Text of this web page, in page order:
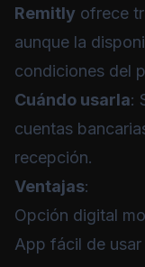
Remitly ofrece
aunque la
condiciones del
Cuándo usarla:
cuentas
recepción.
Ventajas:
Opción digital
App fácil de usar